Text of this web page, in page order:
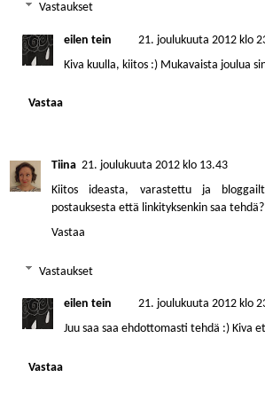
Vastaukset
eilen tein
21. joulukuuta 2012 klo
Kiva kuulla, kiitos :) Mukavaista joulua
Vastaa
Tiina 21. joulukuuta 2012 klo 13.43
Kiitos ideasta, varastettu ja
postauksesta että linkityksenkin saa
Vastaa
Vastaukset
eilen tein
21. joulukuuta 2012 klo
Juu saa saa ehdottomasti tehdä :) Kiva
Vastaa